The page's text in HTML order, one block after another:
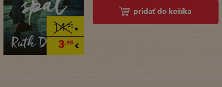
14,90€
3,95€
pridať do košíka